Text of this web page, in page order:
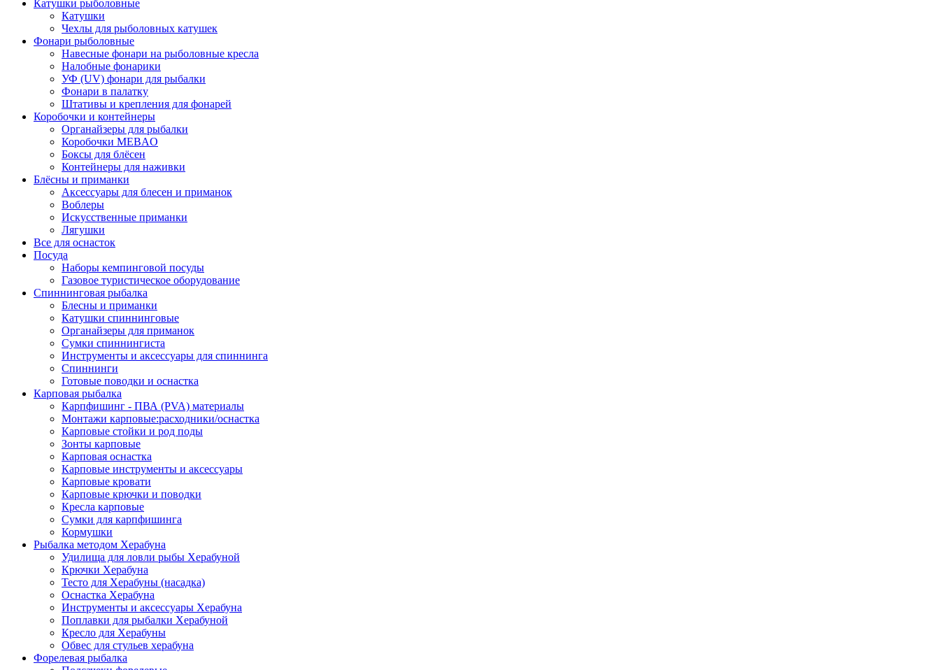
Катушки рыболовные
Катушки
Чехлы для рыболовных катушек
Фонари рыболовные
Навесные фонари на рыболовные кресла
Налобные фонарики
УФ (UV) фонари для рыбалки
Фонари в палатку
Штативы и крепления для фонарей
Коробочки и контейнеры
Органайзеры для рыбалки
Коробочки MEBAO
Боксы для блёсен
Контейнеры для наживки
Блёсны и приманки
Аксессуары для блесен и приманок
Воблеры
Искусственные приманки
Лягушки
Все для оснасток
Посуда
Наборы кемпинговой посуды
Газовое туристическое оборудование
Спиннинговая рыбалка
Блесны и приманки
Катушки спиннинговые
Органайзеры для приманок
Сумки спиннингиста
Инструменты и аксессуары для спиннинга
Спиннинги
Готовые поводки и оснастка
Карповая рыбалка
Карпфишинг - ПВА (PVA) материалы
Монтажи карповые:расходники/оснастка
Карповые стойки и род поды
Зонты карповые
Карповая оснастка
Карповые инструменты и аксессуары
Карповые кровати
Карповые крючки и поводки
Кресла карповые
Сумки для карпфишинга
Кормушки
Рыбалка методом Херабуна
Удилища для ловли рыбы Херабуной
Крючки Херабуна
Тесто для Херабуны (насадка)
Оснастка Херабуна
Инструменты и аксессуары Херабуна
Поплавки для рыбалки Херабуной
Кресло для Херабуны
Обвес для стульев херабуна
Форелевая рыбалка